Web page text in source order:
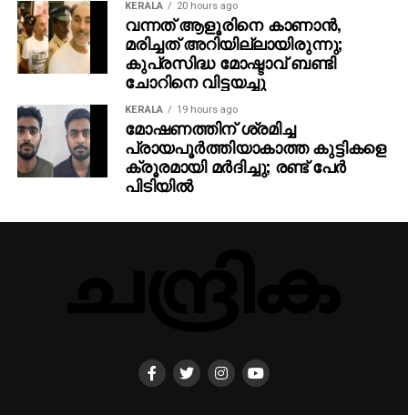
KERALA 20 hours ago
വന്നത് ആളൂരിനെ കാണാന്‍,
മരിച്ചത് അറിയില്ലായിരുന്നു;
കുപ്രസിദ്ധ മോഷ്ടാവ് ബണ്ടി
ചോറിനെ വിട്ടയച്ചു
KERALA 19 hours ago
മോഷണത്തിന് ശ്രമിച്ച
പ്രായപൂര്‍ത്തിയാകാത്ത കുട്ടികളെ
ക്രൂരമായി മര്‍ദിച്ചു; രണ്ട് പേര്‍
പിടിയില്‍